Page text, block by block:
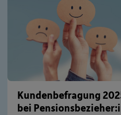
Kundenbefragung
bei